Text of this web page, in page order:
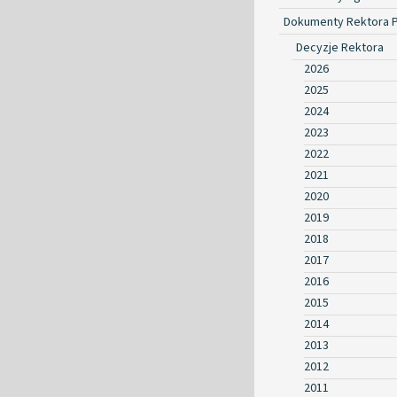
Dokumenty Rektora
Decyzje Rektora
2026
2025
2024
2023
2022
2021
2020
2019
2018
2017
2016
2015
2014
2013
2012
2011